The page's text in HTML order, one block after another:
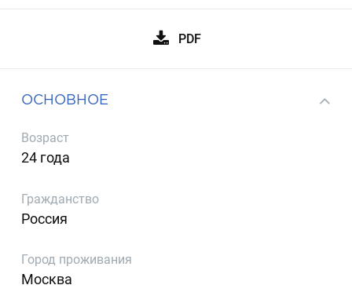
PDF
ОСНОВНОЕ
Возраст
24 года
Гражданство
Россия
Город проживания
Москва